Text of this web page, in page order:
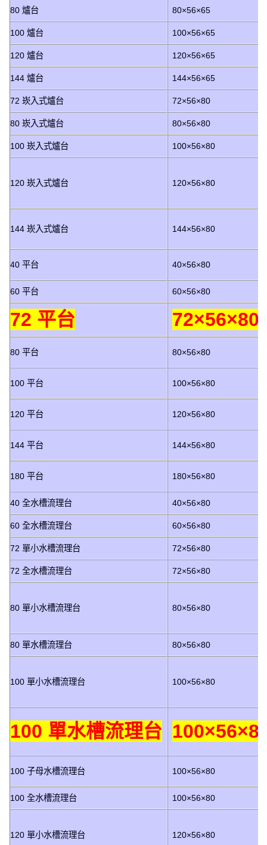
80 爐台 80×56×65
100 爐台 100×56×65
120 爐台 120×56×65
144 爐台 144×56×65
72 崁入式爐台 72×56×80
80 崁入式爐台 80×56×80
100 崁入式爐台 100×56×80
120 崁入式爐台 120×56×80
144 崁入式爐台 144×56×80
40 平台 40×56×80
60 平台 60×56×80
72 平台 72×56×80
80 平台 80×56×80
100 平台 100×56×80
120 平台 120×56×80
144 平台 144×56×80
180 平台 180×56×80
40 全水槽流理台 40×56×80
60 全水槽流理台 60×56×80
72 單小水槽流理台 72×56×80
72 全水槽流理台 72×56×80
80 單小水槽流理台 80×56×80
80 單水槽流理台 80×56×80
100 單小水槽流理台 100×56×80
100 單水槽流理台
100 子母水槽流理台 100×56×80
100 全水槽流理台 100×56×80
120 單小水槽流理台 120×56×80